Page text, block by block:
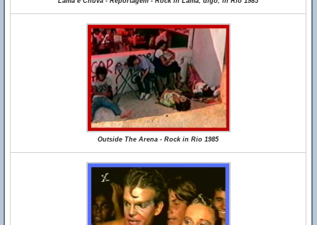
Outside The Arena - Rock in Rio 1985